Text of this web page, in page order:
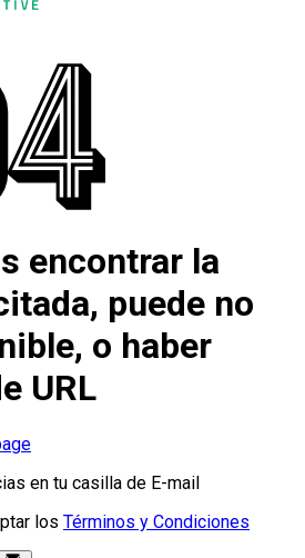
encontrar la
puede no
o haber
URL
en tu casilla de E-mail
los Términos y Condiciones